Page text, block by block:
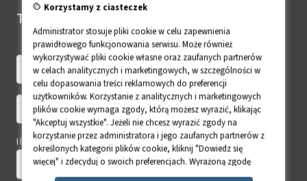
Twoje konto
Ile to 8 - 6?
cookie Korzystamy z ciasteczek
Administrator stosuje pliki cookie w celu zapewnienia
prawidłowego funkcjonowania serwisu. Może również
wykorzystywać pliki cookie własne oraz zaufanych partnerów
w celach analitycznych i marketingowych, w szczególności w
celu dopasowania treści reklamowych do preferencji
użytkowników. Korzystanie z analitycznych i marketingowych
plików cookie wymaga zgody, którą możesz wyrazić, klikając
"Akceptuj wszystkie". Jeżeli nie chcesz wyrazić zgody na
korzystanie przez administratora i jego zaufanych partnerów z
określonych kategorii plików cookie, kliknij "Dowiedz się
więcej" i zdecyduj o swoich preferencjach. Wyrażoną zgodę
można wycofać w każdym momencie poprzez zmianę